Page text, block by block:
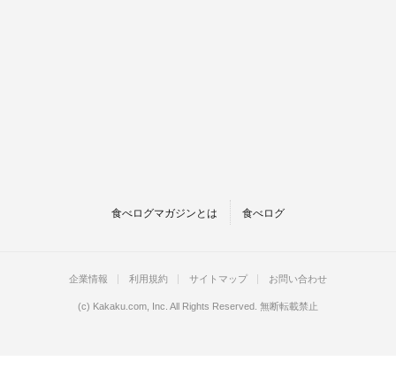
食べログマガジンとは 食べログ
企業情報 利用規約 サイトマップ お問い合わせ
(c) Kakaku.com, Inc. All Rights Reserved. 無断転載禁止